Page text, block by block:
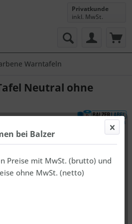
Privatkunde
inkl. MwSt.
Warntafeln
Neutral ohne
bei Balzer
Preise mit MwSt. (brutto) und
ohne MwSt. (netto)